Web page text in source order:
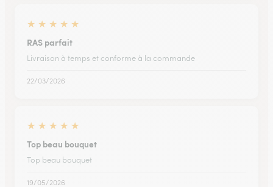
★ ★ ★ ★ ★
RAS parfait
Livraison à temps et conforme à la commande
22/03/2026
★ ★ ★ ★ ★
Top beau bouquet
Top beau bouquet
19/05/2026